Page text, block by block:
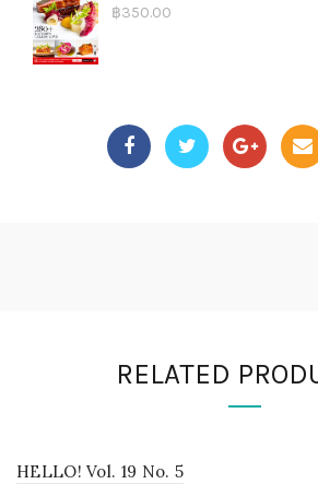
฿350.00
RELATED
HELLO! Vol. 19 No. 5